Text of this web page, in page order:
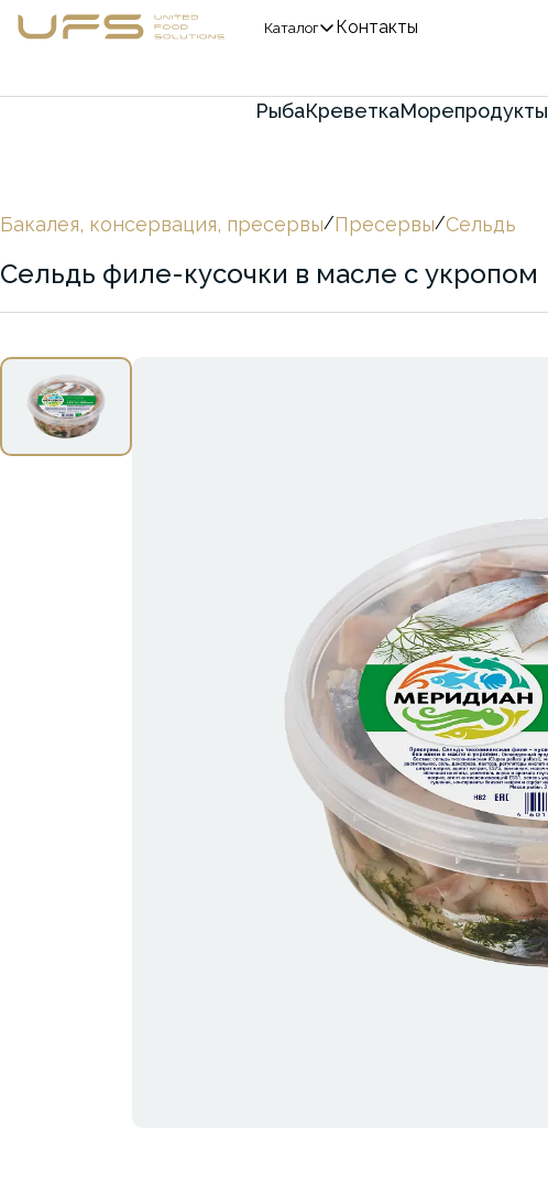
Каталог Контакты
РыбаКреветкаМорепродукты
Бакалея, консервация, пресервы/Пресервы/Сельдь
Сельдь филе-кусочки в масле с укропом